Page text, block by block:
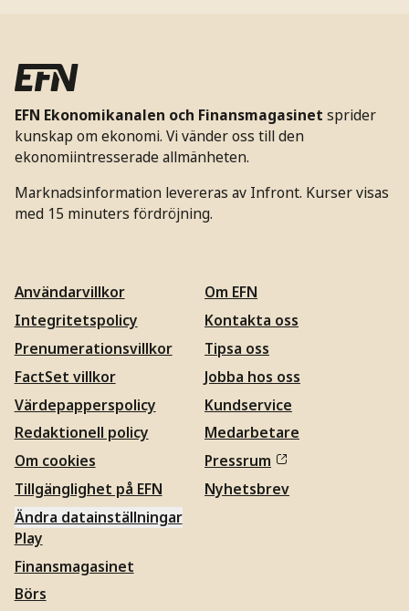
EFN Ekonomikanalen och Finansmagasinet sprider
kunskap om ekonomi. Vi vänder oss till den
ekonomiintresserade allmänheten.
Marknadsinformation levereras av Infront. Kurser visas
med 15 minuters fördröjning.
Användarvillkor
Integritetspolicy
Prenumerationsvillkor
FactSet villkor
Värdepapperspolicy
Redaktionell policy
Om cookies
Tillgänglighet på EFN
Ändra datainställningar
Om EFN
Kontakta oss
Tipsa oss
Jobba hos oss
Kundservice
Medarbetare
Pressrum
Nyhetsbrev
Play
Finansmagasinet
Börs